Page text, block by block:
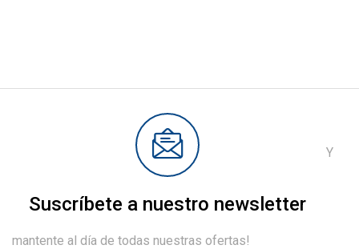
Suscríbete a nuestro newsletter
Y
mantente al día de todas nuestras ofertas!